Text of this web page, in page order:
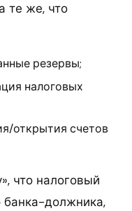
те же, что
резервы;
налоговых
открытия счетов
что налоговый
банка-должника,